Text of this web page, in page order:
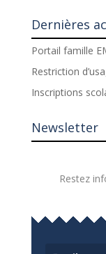
Dernières
Portail famille
Restriction
Inscriptions
Newsletter
Restez